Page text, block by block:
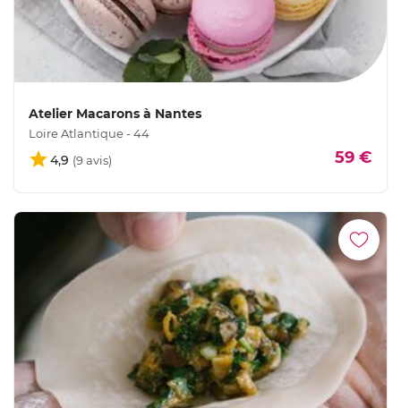
Atelier Macarons à Nantes
Loire Atlantique - 44
4,9 59 €